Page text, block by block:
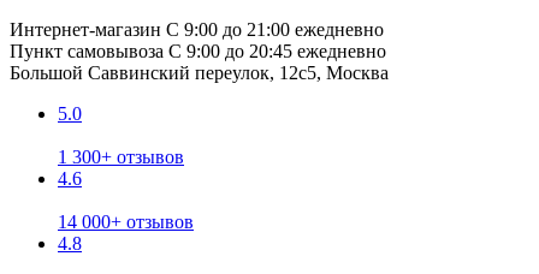
Интернет-магазин С 9:00 до 21:00 ежедневно
Пункт самовывоза С 9:00 до 20:45 ежедневно
Большой Саввинский переулок, 12с5, Москва
5.0
1 300+ отзывов
4.6
14 000+ отзывов
4.8